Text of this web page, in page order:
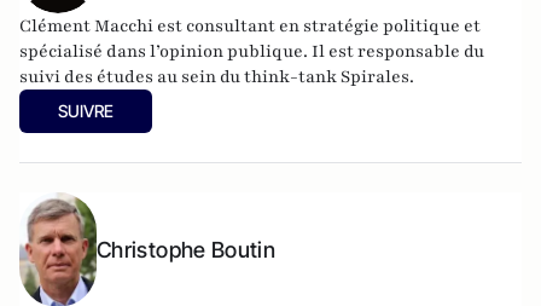
Clément Macchi est consultant en stratégie politique et
spécialisé dans l’opinion publique. Il est responsable du
suivi des études au sein du think-tank Spirales.
SUIVRE
Christophe Boutin